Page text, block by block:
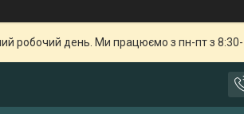
робочий день. Ми працюємо з пн-пт з 8:30-